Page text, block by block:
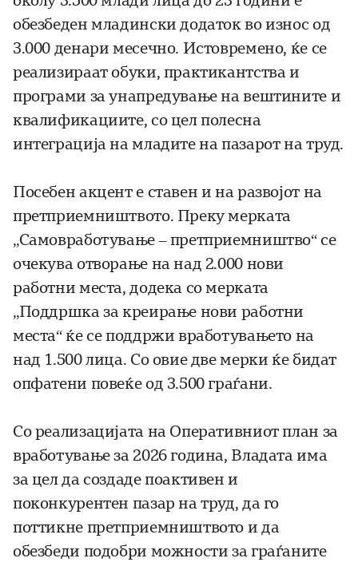
обезбеден младински додаток во износ од
3.000 денари месечно. Истовремено, ќе се
реализираат обуки, практикантства и
програми за унапредување на вештините и
квалификациите, со цел полесна
интеграција на младите на пазарот на труд.
Посебен акцент е ставен и на развојот на
претприемништвото. Преку мерката
„Самовработување – претприемништво“ се
очекува отворање на над 2.000 нови
работни места, додека со мерката
„Поддршка за креирање нови работни
места“ ќе се поддржи вработувањето на
над 1.500 лица. Со овие две мерки ќе бидат
опфатени повеќе од 3.500 граѓани.
Со реализацијата на Оперативниот план за
вработување за 2026 година, Владата има
за цел да создаде поактивен и
поконкурентен пазар на труд, да го
поттикне претприемништвото и да
обезбеди подобри можности за граѓаните